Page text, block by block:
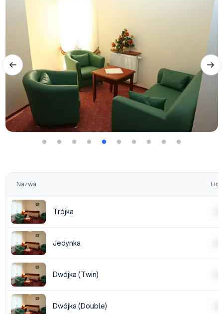
Nazwa
Trójka
Jedynka
Dwójka (Twin)
Dwójka (Double)